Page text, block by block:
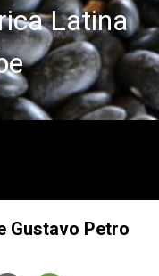
Latina
Gustavo Petro